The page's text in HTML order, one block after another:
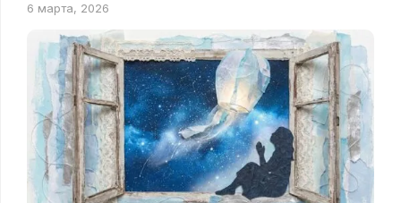
6 марта, 2026